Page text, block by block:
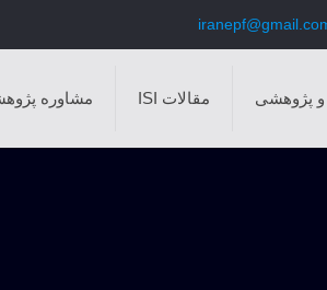
پژوهشی مقالات ISI مشاوره